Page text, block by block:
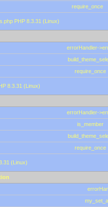
require_once
PHP 8.3.31 (Linux)
errorHandler-
require_once
8.3.31 (Linux)
errorHandler-
is_member
require_once
(Linux)